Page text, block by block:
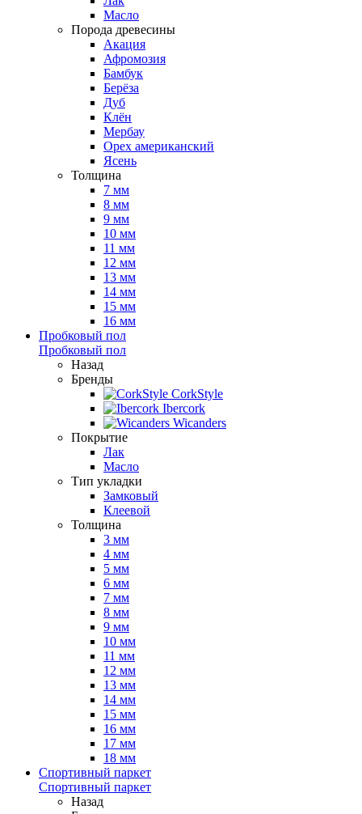
Масло
Порода древесины
Акация
Афромозия
Бамбук
Берёза
Дуб
Клён
Мербау
Орех американский
Ясень
Толщина
7 мм
8 мм
9 мм
10 мм
11 мм
12 мм
13 мм
14 мм
15 мм
16 мм
Пробковый пол
Пробковый пол
Назад
Бренды
CorkStyle
Ibercork
Wicanders
Покрытие
Лак
Масло
Тип укладки
Замковый
Клеевой
Толщина
3 мм
4 мм
5 мм
6 мм
7 мм
8 мм
9 мм
10 мм
11 мм
12 мм
13 мм
14 мм
15 мм
16 мм
17 мм
18 мм
Спортивный паркет
Спортивный паркет
Назад